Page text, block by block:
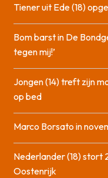
Tiener uit Ede (18)
Bom barst in De
tegen mij!’
Jongen (14) treft zijn
op bed
Marco Borsato in
Nederlander (18) stort
Oostenrijk